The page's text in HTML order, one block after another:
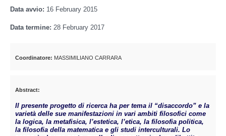
Data avvio: 16 February 2015
Data termine: 28 February 2017
Coordinatore: MASSIMILIANO CARRARA
Abstract:
Il presente progetto di ricerca ha per tema il “disaccordo” e la
varietà delle sue manifestazioni in vari ambiti filosofici come
la logica, la metafisica, l’estetica, l’etica, la filosofia politica,
la filosofia della matematica e gli studi interculturali. Lo